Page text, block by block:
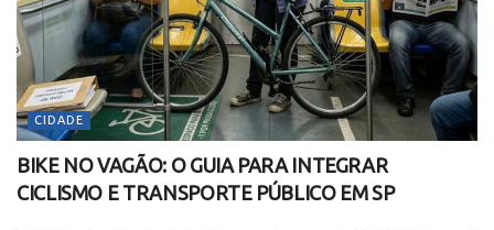
CIDADE
BIKE NO VAGÃO: O GUIA PARA INTEGRAR
CICLISMO E TRANSPORTE PÚBLICO EM SP